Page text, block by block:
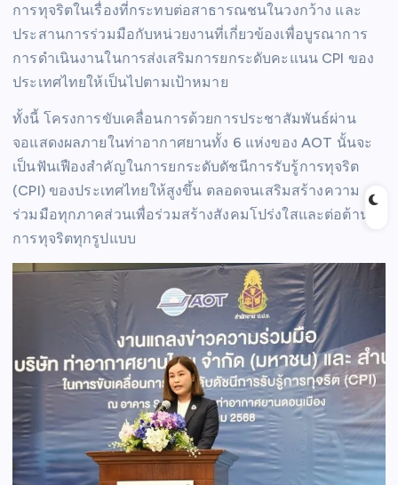
การทุจริตในเรื่องที่กระทบต่อสาธารณชนในวงกว้าง และ
ประสานการร่วมมือกับหน่วยงานที่เกี่ยวข้องเพื่อบูรณาการ
การดำเนินงานในการส่งเสริมการยกระดับคะแนน CPI ของ
ประเทศไทยให้เป็นไปตามเป้าหมาย
ทั้งนี้ โครงการขับเคลื่อนการด้วยการประชาสัมพันธ์ผ่าน
จอแสดงผลภายในท่าอากาศยานทั้ง 6 แห่งของ AOT นั้นจะ
เป็นฟันเฟืองสำคัญในการยกระดับดัชนีการรับรู้การทุจริต
(CPI) ของประเทศไทยให้สูงขึ้น ตลอดจนเสริมสร้างความ
ร่วมมือทุกภาคส่วนเพื่อร่วมสร้างสังคมโปร่งใสและต่อต้าน
การทุจริตทุกรูปแบบ